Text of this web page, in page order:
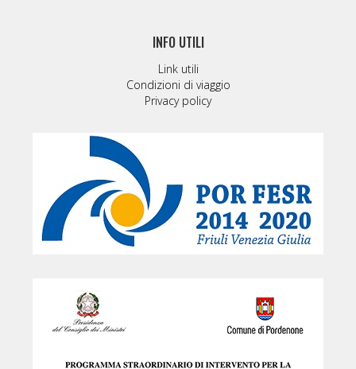
INFO UTILI
Link utili
Condizioni di viaggio
Privacy policy